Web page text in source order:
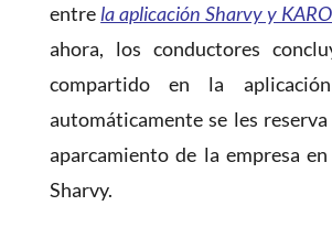
entre la aplicación Sharvy y
ahora, los conductores
compartido en la
automáticamente se les
aparcamiento de la empresa
Sharvy.